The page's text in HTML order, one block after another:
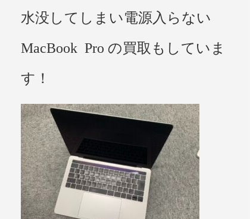
水没してしまい電源入らない
MacBook Pro の買取もしていま
す！